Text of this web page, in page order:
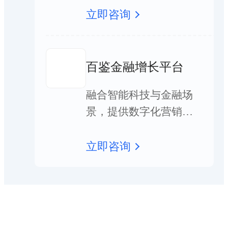
能体矩阵。帮助金融机构、金
务效果，降低边际成本。
立即咨询
百鉴金融增长平台
融合智能科技与金融场
景，提供数字化营销解
销与差异化运营，应用
立即咨询